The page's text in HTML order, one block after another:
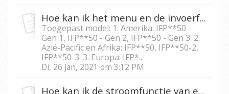
Hoe kan ik het menu en de invoerfunctie van IFP5550/IFP 6550/IFP7550/IFP8650 vergrendelen?
Toegepast model: 1. Amerika: IFP**50 -
Gen 1, IFP**50 - Gen 2, IFP**50 - Gen 3. 2.
Azië-Pacific en Afrika: IFP**50, IFP**50-2,
IFP**50-3. 3. Europa: IFP*...
Di, 26 Jan, 2021 om 3:12 PM
Hoe kan ik de stroomfunctie van een IFP5550/IFP6550/IFP 7550/IFP8650 vergrendelen?